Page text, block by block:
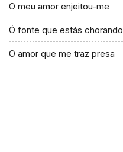
O meu amor enjeitou-me
Ó fonte que estás chorando
O amor que me traz presa